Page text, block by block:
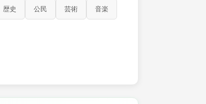
歴史 公民 芸術 音楽